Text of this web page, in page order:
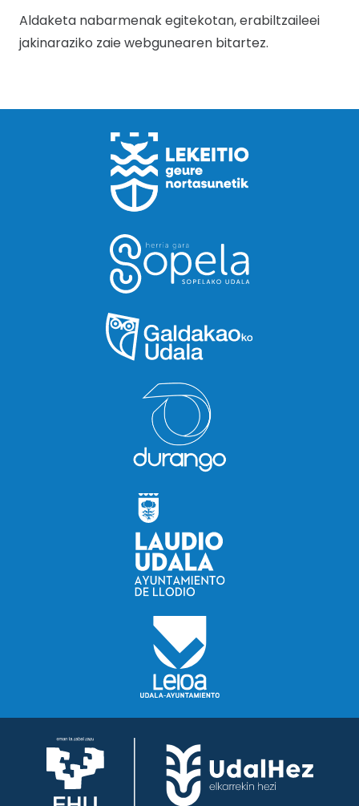
Aldaketa nabarmenak egitekotan, erabiltzaileei
jakinaraziko zaie webgunearen bitartez.